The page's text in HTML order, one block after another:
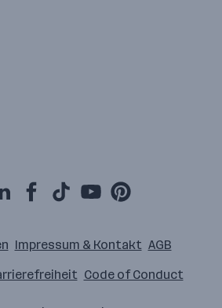
Impressum & Kontakt AGB
Code of Conduct